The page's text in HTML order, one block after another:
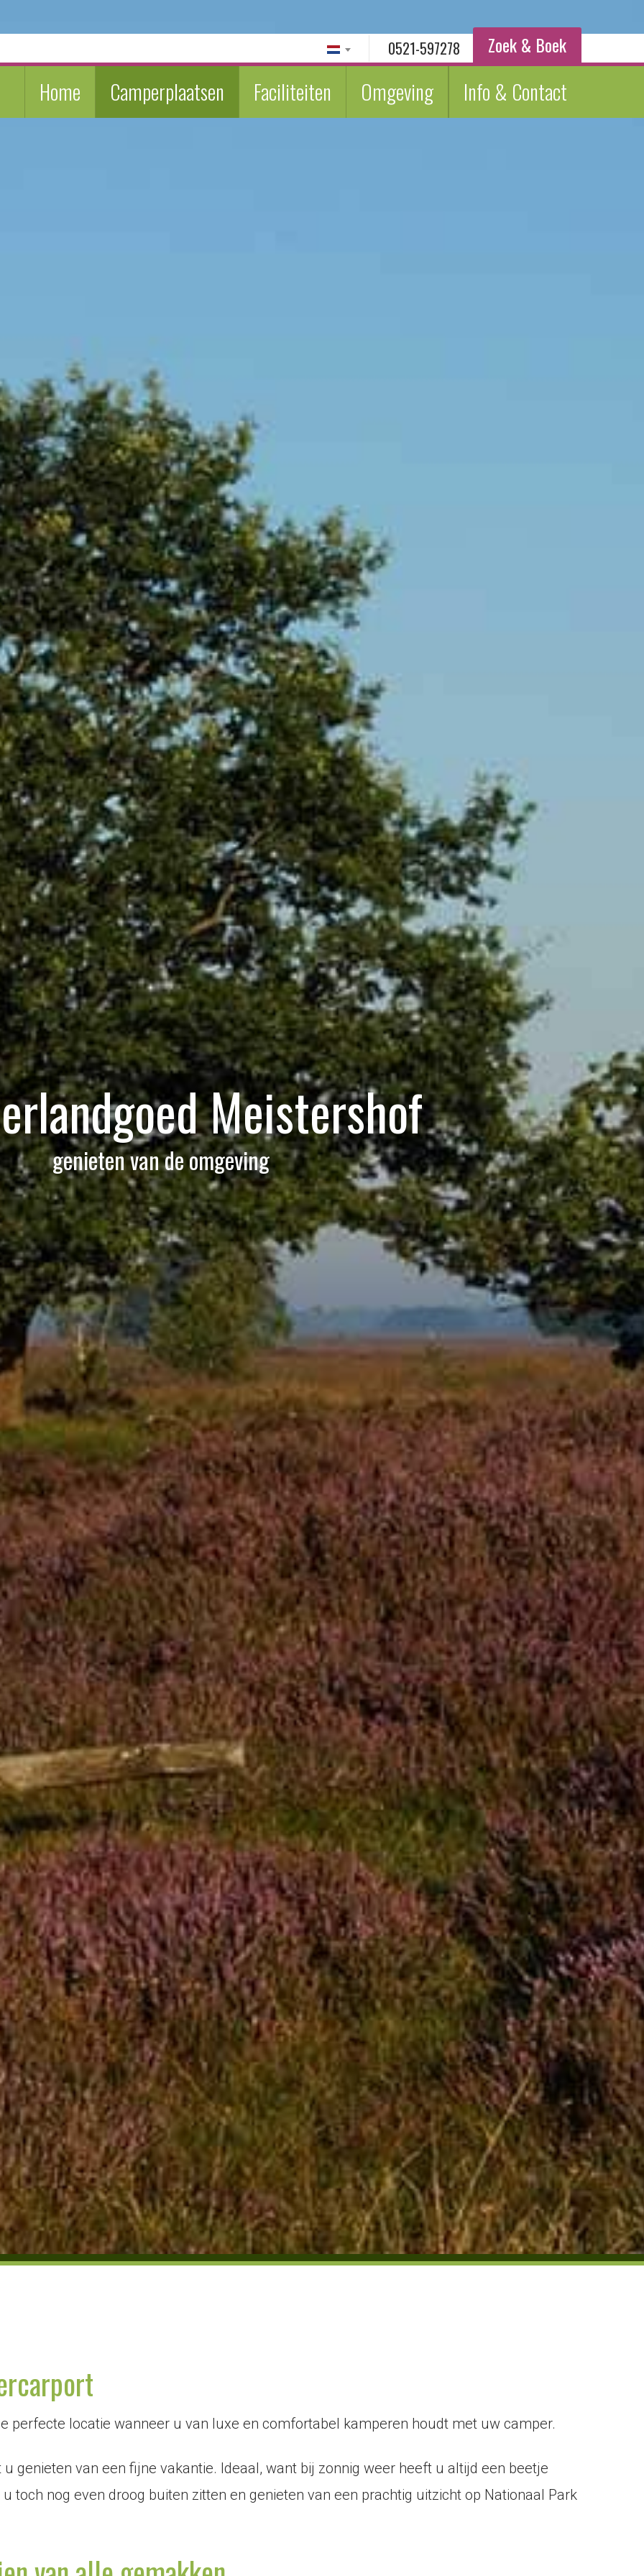
0521-597278 Zoek & Boek
Home Camperplaatsen Faciliteiten Omgeving Info & Contact
Meistershof
genieten van de omgeving
perfecte locatie wanneer u van luxe en comfortabel kamperen houdt met uw camper.
genieten van een fijne vakantie. Ideaal, want bij zonnig weer heeft u altijd een beetje
toch nog even droog buiten zitten en genieten van een prachtig uitzicht op Nationaal Park